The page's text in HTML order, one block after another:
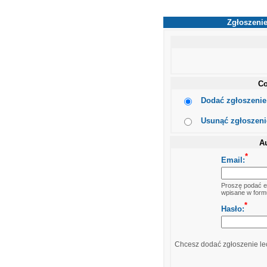
Dodać
Usunąć
Email:*
Proszę podać
wpisane w
Hasło:*
Chcesz dodać zgłoszenie